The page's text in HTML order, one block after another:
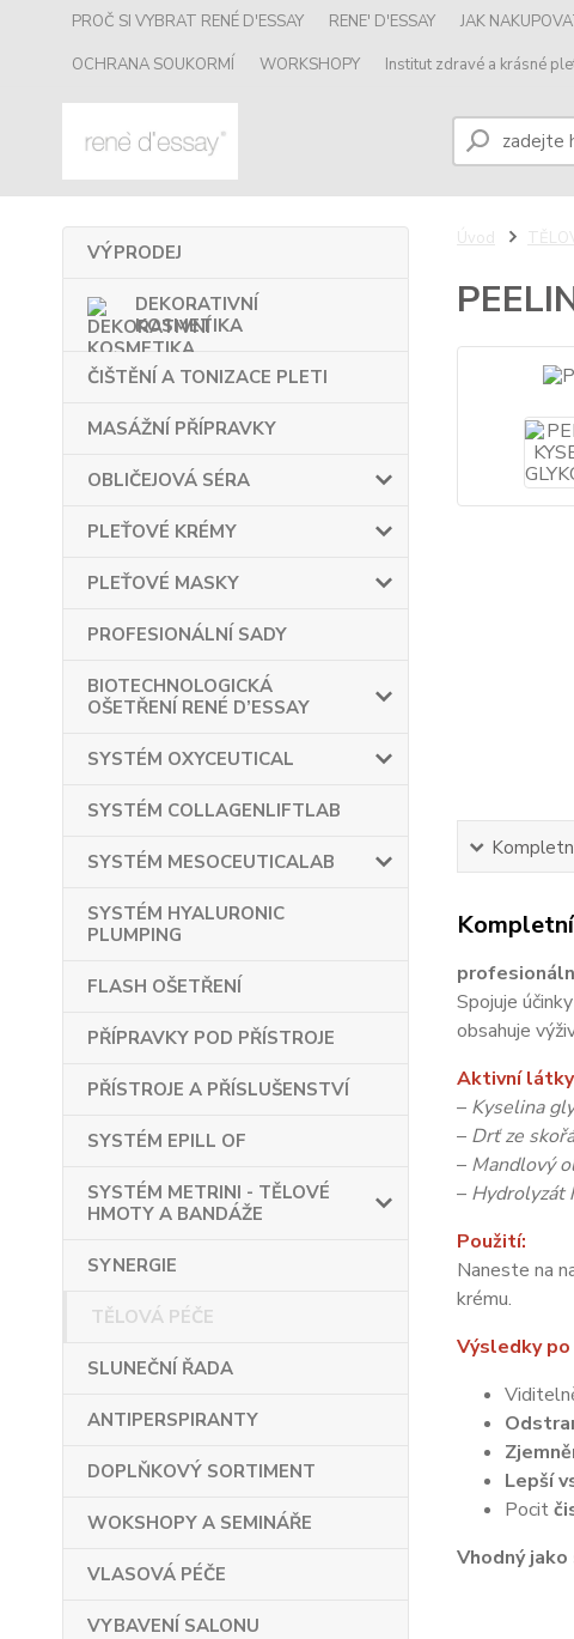
PROČ SI VYBRAT RENÉ D'ESSAY RENE' D'ESSAY JAK
OCHRANA SOUKORMÍ
WORKSHOPY Institut zdravé a krásné
VÝPRODEJ
DEKORATIVNÍ
KOSMETIKA
ČIŠTĚNÍ A TONIZACE PLETI
MASÁŽNÍ PŘÍPRAVKY
OBLIČEJOVÁ SÉRA
PLEŤOVÉ KRÉMY
PLEŤOVÉ MASKY
PROFESIONÁLNÍ SADY
BIOTECHNOLOGICKÁ
OŠETŘENÍ RENÉ D’ESSAY
SYSTÉM OXYCEUTICAL
SYSTÉM COLLAGENLIFTLAB
SYSTÉM MESOCEUTICALAB
SYSTÉM HYALURONIC
PLUMPING
FLASH OŠETŘENÍ
PŘÍPRAVKY POD PŘÍSTROJE
PŘÍSTROJE A PŘÍSLUŠENSTVÍ
SYSTÉM EPILL OF
SYSTÉM METRINI - TĚLOVÉ
HMOTY A BANDÁŽE
SYNERGIE
TĚLOVÁ PÉČE
SLUNEČNÍ ŘADA
ANTIPERSPIRANTY
DOPLŇKOVÝ SORTIMENT
WOKSHOPY A SEMINÁŘE
VLASOVÁ PÉČE
VYBAVENÍ SALONU
Úvod
Spojuje účinky
obsahuje
Aktivní
– Kyselina
– Drť ze
– Mandlový
– Hydrolyzát
Použití:
Naneste na
krému.
Výsledky
Lepší
Pocit
Vhodný